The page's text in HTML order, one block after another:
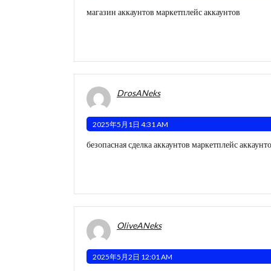
магазин аккаунтов маркетплейс аккаунтов
DrosANeks
2025年5月1日 4:31 AM
безопасная сделка аккаунтов маркетплейс
OliveANeks
2025年5月2日 12:01 AM